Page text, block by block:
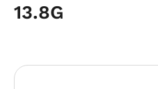
13.8G
Bildergalerie überspringen